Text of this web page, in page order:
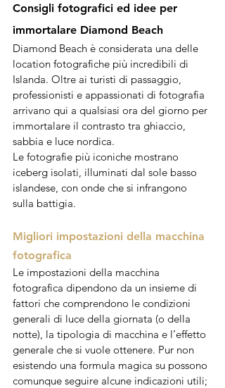
Consigli fotografici ed idee per
immortalare Diamond Beach
Diamond Beach è considerata una delle
location fotografiche più incredibili di
Islanda. Oltre ai turisti di passaggio,
professionisti e appassionati di fotografia
arrivano qui a qualsiasi ora del giorno per
immortalare il contrasto tra ghiaccio,
sabbia e luce nordica.
Le fotografie più iconiche mostrano
iceberg isolati, illuminati dal sole basso
islandese, con onde che si infrangono
sulla battigia.
Migliori impostazioni della macchina
fotografica
Le impostazioni della macchina
fotografica dipendono da un insieme di
fattori che comprendono le condizioni
generali di luce della giornata (o della
notte), la tipologia di macchina e l’effetto
generale che si vuole ottenere. Pur non
esistendo una formula magica su possono
comunque seguire alcune indicazioni utili;